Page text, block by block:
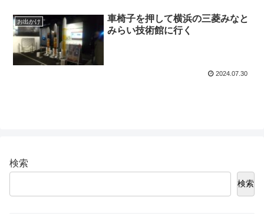
お出かけ
車椅子を押して横浜の三菱みなと
みらい技術館に行く
2024.07.30
検索
検索